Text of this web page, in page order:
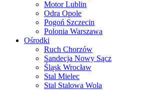
Motor Lublin
Odra Opole
Pogoń Szczecin
Polonia Warszawa
Ośrodki
Ruch Chorzów
Sandecja Nowy Sącz
Śląsk Wrocław
Stal Mielec
Stal Stalowa Wola